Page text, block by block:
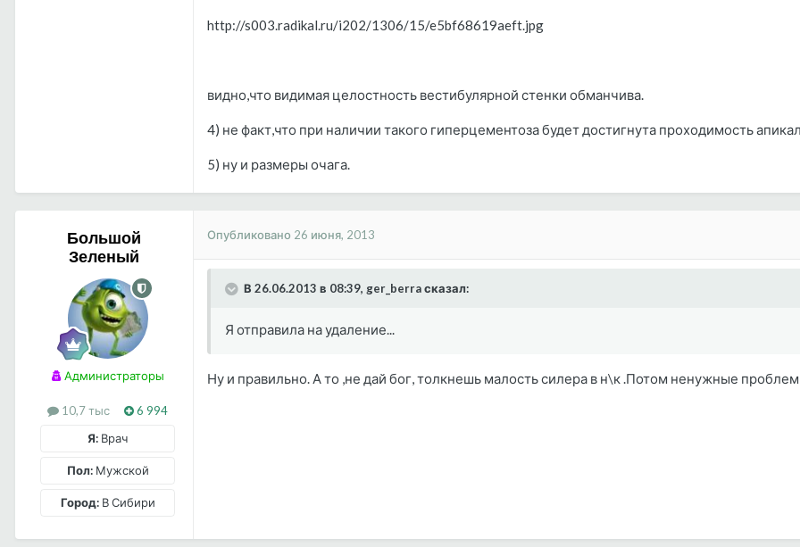
http://s003.radikal.ru/i202/1306/15/e5bf68619aeft.jpg
видно,что видимая целостность вестибулярной стенки обманчива.
4) не факт,что при наличии такого гиперцементоза будет достигнута проходимость
5) ну и размеры очага.
Большой
Зеленый
Администраторы
10,7 тыс
6 994
Я: Врач
Пол:Мужской
Город:В Сибири
Опубликовано 26 июня, 2013
В 26.06.2013 в 08:39, ger_berra сказал:
Я отправила на удаление...
Ну и правильно. А то ,не дай бог, толкнешь малость силера в н\к .Потом ненужные